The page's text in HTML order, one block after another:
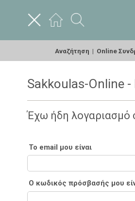
Αναζήτηση | Online
Sakkoulas-Online -
Έχω ήδη λογαριασμό
Το email μου είναι
Ο κωδικός πρόσβασής μου